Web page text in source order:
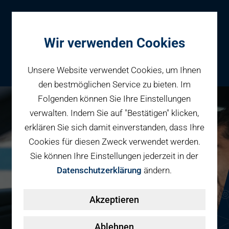
Parken
Reservieren
Fahrradparken
Geschäftspartner
Parkraumbewirtschaftung
Smart Mobility Hubs
Services
Wir verwenden Cookies
Unsere Website verwendet Cookies, um Ihnen
den bestmöglichen Service zu bieten. Im
Folgenden können Sie Ihre Einstellungen
verwalten. Indem Sie auf "Bestätigen" klicken,
erklären Sie sich damit einverstanden, dass Ihre
Cookies für diesen Zweck verwendet werden.
Sie können Ihre Einstellungen jederzeit in der
Datenschutzerklärung ändern.
Akzeptieren
Ablehnen